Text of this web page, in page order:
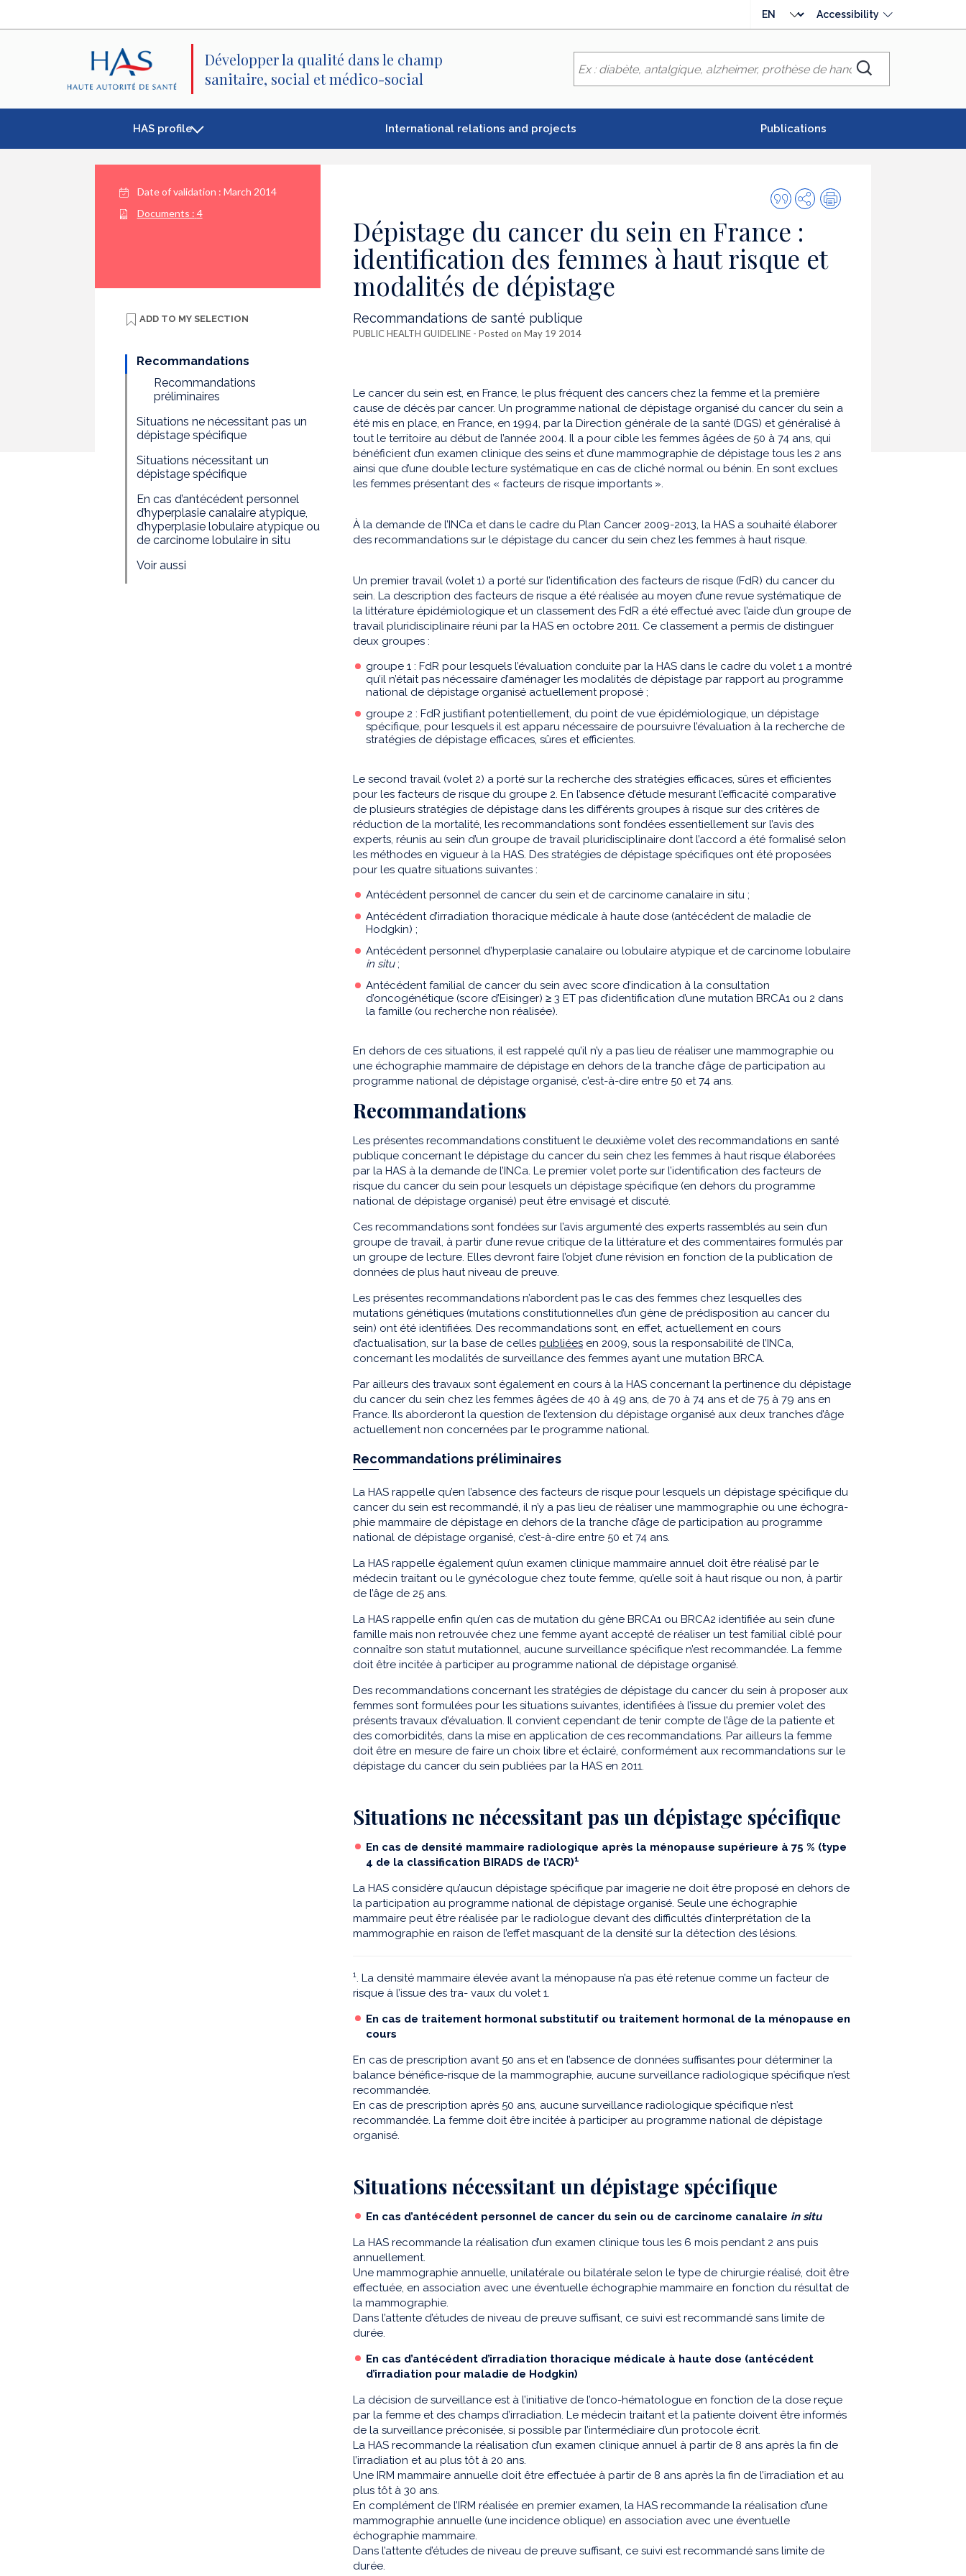
language
Accessibility
Développer la qualité dans le champ
sanitaire, social et médico-social
Chercher
HAS profile International relations and projects Publications
Date of validation : March 2014
Documents : 4
ADD TO MY SELECTION
Recommandations
Recommandations
préliminaires
Situations ne nécessitant pas un
dépistage spécifique
Situations nécessitant un
dépistage spécifique
En cas d’antécédent personnel
d’hyperplasie canalaire atypique,
d’hyperplasie lobulaire atypique ou
de carcinome lobulaire in situ
Voir aussi
Quote
this
publication
SharePrint
Dépistage du cancer du sein en France :
identification des femmes à haut risque et
modalités de dépistage
Recommandations de santé publique
PUBLIC HEALTH GUIDELINE - Posted on May 19 2014
Le cancer du sein est, en France, le plus fréquent des cancers chez la femme et la première
cause de décès par cancer. Un programme national de dépistage organisé du cancer du sein a
été mis en place, en France, en 1994, par la Direction générale de la santé (DGS) et généralisé à
tout le territoire au début de l’année 2004. Il a pour cible les femmes âgées de 50 à 74 ans, qui
bénéficient d’un examen clinique des seins et d’une mammographie de dépistage tous les 2 ans
ainsi que d’une double lecture systématique en cas de cliché normal ou bénin. En sont exclues
les femmes présentant des « facteurs de risque importants ».
À la demande de l’INCa et dans le cadre du Plan Cancer 2009-2013, la HAS a souhaité élaborer
des recommandations sur le dépistage du cancer du sein chez les femmes à haut risque.
Un premier travail (volet 1) a porté sur l’identification des facteurs de risque (FdR) du cancer du
sein. La description des facteurs de risque a été réalisée au moyen d’une revue systématique de
la littérature épidémiologique et un classement des FdR a été effectué avec l’aide d’un groupe de
travail pluridisciplinaire réuni par la HAS en octobre 2011. Ce classement a permis de distinguer
deux groupes :
groupe 1 : FdR pour lesquels l’évaluation conduite par la HAS dans le cadre du volet 1 a montré
qu’il n’était pas nécessaire d’aménager les modalités de dépistage par rapport au programme
national de dépistage organisé actuellement proposé ;
groupe 2 : FdR justifiant potentiellement, du point de vue épidémiologique, un dépistage
spécifique, pour lesquels il est apparu nécessaire de poursuivre l’évaluation à la recherche de
stratégies de dépistage efficaces, sûres et efficientes.
Le second travail (volet 2) a porté sur la recherche des stratégies efficaces, sûres et efficientes
pour les facteurs de risque du groupe 2. En l’absence d’étude mesurant l’efficacité comparative
de plusieurs stratégies de dépistage dans les différents groupes à risque sur des critères de
réduction de la mortalité, les recommandations sont fondées essentiellement sur l’avis des
experts, réunis au sein d’un groupe de travail pluridisciplinaire dont l’accord a été formalisé selon
les méthodes en vigueur à la HAS. Des stratégies de dépistage spécifiques ont été proposées
pour les quatre situations suivantes :
Antécédent personnel de cancer du sein et de carcinome canalaire in situ ;
Antécédent d’irradiation thoracique médicale à haute dose (antécédent de maladie de
Hodgkin) ;
Antécédent personnel d’hyperplasie canalaire ou lobulaire atypique et de carcinome lobulaire
in situ;
Antécédent familial de cancer du sein avec score d’indication à la consultation
d’oncogénétique (score d’Eisinger) ≥ 3 ET pas d’identification d’une mutation BRCA1 ou 2 dans
la famille (ou recherche non réalisée).
En dehors de ces situations, il est rappelé qu’il n’y a pas lieu de réaliser une mammographie ou
une échographie mammaire de dépistage en dehors de la tranche d’âge de participation au
programme national de dépistage organisé, c’est-à-dire entre 50 et 74 ans.
Recommandations
Les présentes recommandations constituent le deuxième volet des recommandations en santé
publique concernant le dépistage du cancer du sein chez les femmes à haut risque élaborées
par la HAS à la demande de l’INCa. Le premier volet porte sur l’identification des facteurs de
risque du cancer du sein pour lesquels un dépistage spécifique (en dehors du programme
national de dépistage organisé) peut être envisagé et discuté.
Ces recommandations sont fondées sur l’avis argumenté des experts rassemblés au sein d’un
groupe de travail, à partir d’une revue critique de la littérature et des commentaires formulés par
un groupe de lecture. Elles devront faire l’objet d’une révision en fonction de la publication de
données de plus haut niveau de preuve.
Les présentes recommandations n’abordent pas le cas des femmes chez lesquelles des
mutations génétiques (mutations constitutionnelles d’un gène de prédisposition au cancer du
sein) ont été identifiées. Des recommandations sont, en effet, actuellement en cours
d’actualisation, sur la base de celles publiées en 2009, sous la responsabilité de l’INCa,
concernant les modalités de surveillance des femmes ayant une mutation BRCA.
Par ailleurs des travaux sont également en cours à la HAS concernant la pertinence du dépistage
du cancer du sein chez les femmes âgées de 40 à 49 ans, de 70 à 74 ans et de 75 à 79 ans en
France. Ils aborderont la question de l’extension du dépistage organisé aux deux tranches d’âge
actuellement non concernées par le programme national.
Recommandations préliminaires
La HAS rappelle qu’en l’absence des facteurs de risque pour lesquels un dépistage spécifique du
cancer du sein est recommandé, il n’y a pas lieu de réaliser une mammographie ou une échogra-
phie mammaire de dépistage en dehors de la tranche d’âge de participation au programme
national de dépistage organisé, c’est-à-dire entre 50 et 74 ans.
La HAS rappelle également qu’un examen clinique mammaire annuel doit être réalisé par le
médecin traitant ou le gynécologue chez toute femme, qu’elle soit à haut risque ou non, à partir
de l’âge de 25 ans.
La HAS rappelle enfin qu’en cas de mutation du gène BRCA1 ou BRCA2 identifiée au sein d’une
famille mais non retrouvée chez une femme ayant accepté de réaliser un test familial ciblé pour
connaître son statut mutationnel, aucune surveillance spécifique n’est recommandée. La femme
doit être incitée à participer au programme national de dépistage organisé.
Des recommandations concernant les stratégies de dépistage du cancer du sein à proposer aux
femmes sont formulées pour les situations suivantes, identifiées à l’issue du premier volet des
présents travaux d’évaluation. Il convient cependant de tenir compte de l’âge de la patiente et
des comorbidités, dans la mise en application de ces recommandations. Par ailleurs la femme
doit être en mesure de faire un choix libre et éclairé, conformément aux recommandations sur le
dépistage du cancer du sein publiées par la HAS en 2011.
Situations ne nécessitant pas un dépistage spécifique
En cas de densité mammaire radiologique après la ménopause supérieure à 75 % (type
4 de la classification BIRADS de l’ACR)1
La HAS considère qu’aucun dépistage spécifique par imagerie ne doit être proposé en dehors de
la participation au programme national de dépistage organisé. Seule une échographie
mammaire peut être réalisée par le radiologue devant des difficultés d’interprétation de la
mammographie en raison de l’effet masquant de la densité sur la détection des lésions.
1. La densité mammaire élevée avant la ménopause n’a pas été retenue comme un facteur de
risque à l’issue des tra- vaux du volet 1.
En cas de traitement hormonal substitutif ou traitement hormonal de la ménopause en
cours
En cas de prescription avant 50 ans et en l’absence de données suffisantes pour déterminer la
balance bénéfice-risque de la mammographie, aucune surveillance radiologique spécifique n’est
recommandée.
En cas de prescription après 50 ans, aucune surveillance radiologique spécifique n’est
recommandée. La femme doit être incitée à participer au programme national de dépistage
organisé.
Situations nécessitant un dépistage spécifique
En cas d’antécédent personnel de cancer du sein ou de carcinome canalaire in situ
La HAS recommande la réalisation d’un examen clinique tous les 6 mois pendant 2 ans puis
annuellement.
Une mammographie annuelle, unilatérale ou bilatérale selon le type de chirurgie réalisé, doit être
effectuée, en association avec une éventuelle échographie mammaire en fonction du résultat de
la mammographie.
Dans l’attente d’études de niveau de preuve suffisant, ce suivi est recommandé sans limite de
durée.
En cas d’antécédent d’irradiation thoracique médicale à haute dose (antécédent
d’irradiation pour maladie de Hodgkin)
La décision de surveillance est à l’initiative de l’onco-hématologue en fonction de la dose reçue
par la femme et des champs d’irradiation. Le médecin traitant et la patiente doivent être informés
de la surveillance préconisée, si possible par l’intermédiaire d’un protocole écrit.
La HAS recommande la réalisation d’un examen clinique annuel à partir de 8 ans après la fin de
l’irradiation et au plus tôt à 20 ans.
Une IRM mammaire annuelle doit être effectuée à partir de 8 ans après la fin de l’irradiation et au
plus tôt à 30 ans.
En complément de l’IRM réalisée en premier examen, la HAS recommande la réalisation d’une
mammographie annuelle (une incidence oblique) en association avec une éventuelle
échographie mammaire.
Dans l’attente d’études de niveau de preuve suffisant, ce suivi est recommandé sans limite de
durée.